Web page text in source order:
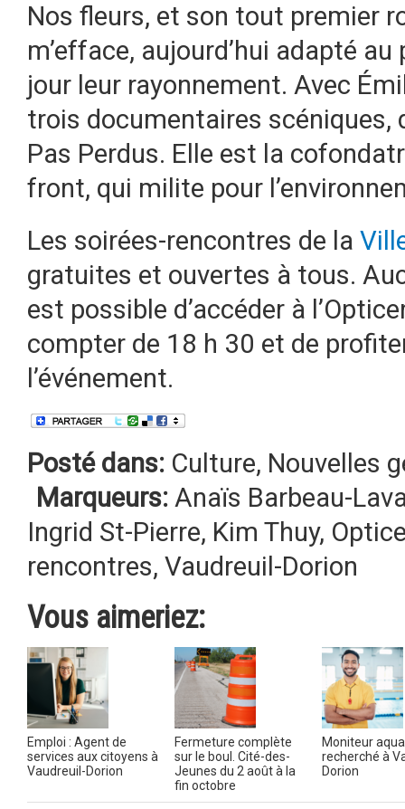
Nos fleurs, et son tout premier
m’efface, aujourd’hui adapté
jour leur rayonnement. Avec
trois documentaires scéniques,
Pas Perdus. Elle est la
front, qui milite pour
Les soirées-rencontres de la
gratuites et ouvertes à tous.
est possible d’accéder à
compter de 18 h 30 et de
l’événement.
Posté dans: Culture, Nouvelles
Marqueurs: Anaïs Barbeau-
Ingrid St-Pierre, Kim Thuy,
rencontres, Vaudreuil-Dorion
Vous aimeriez:
Emploi : Agent de
services aux citoyens à
Vaudreuil-Dorion
Fermeture complète
sur le boul. Cité-des-
Jeunes du 2 août à la
fin octobre
Moniteur
recherché à
Dorion